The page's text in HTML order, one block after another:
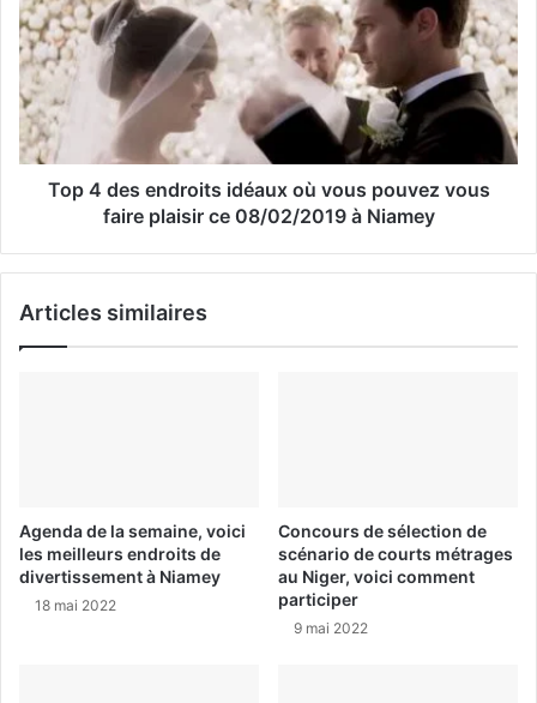
i
l
Top 4 des endroits idéaux où vous pouvez vous
faire plaisir ce 08/02/2019 à Niamey
Articles similaires
Agenda de la semaine, voici
les meilleurs endroits de
divertissement à Niamey
18 mai 2022
Concours de sélection de
scénario de courts métrages
au Niger, voici comment
participer
9 mai 2022